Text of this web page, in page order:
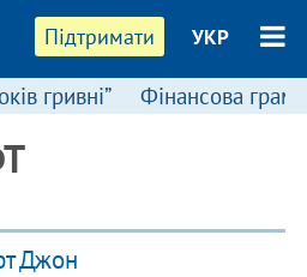
Підтримати УКР
гривні” Фінансова
Джон